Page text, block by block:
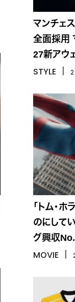
マンチェ
全面採用
27新アウ
STYLE
「トム・
のにして
グ興収
ド・ニュー
MOVIE